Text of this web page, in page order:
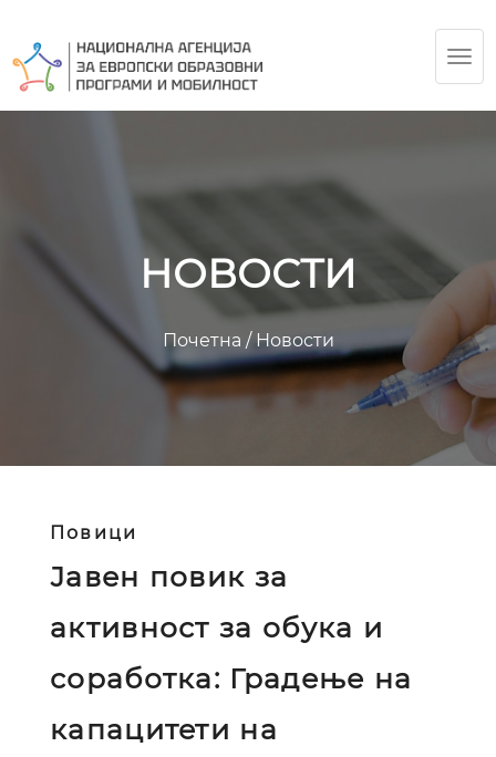
НОВОСТИ
Почетна /Новости
Повици
Јавен повик за
активност за обука и
соработка: Градење на
капацитети на